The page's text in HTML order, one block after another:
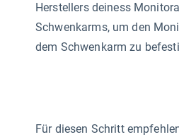
Herstellers deiness
Schwenkarms, um den
dem Schwenkarm zu
Für diesen Schritt